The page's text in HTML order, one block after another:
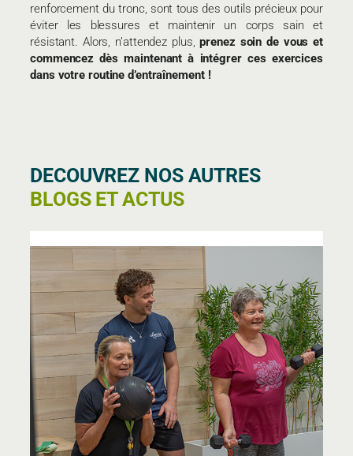
renforcement du tronc, sont tous des outils précieux pour
éviter les blessures et maintenir un corps sain et
résistant. Alors, n’attendez plus,prenez soin de vous et
commencez dès maintenant à intégrer ces exercices
dans votre routine d’entraînement !
DECOUVREZ NOS AUTRES
BLOGS ET ACTUS